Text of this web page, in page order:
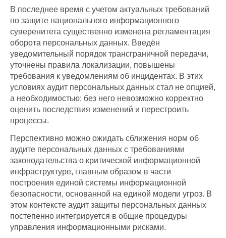
В последнее время с учетом актуальных требований
по защите национального информационного
суверенитета существенно изменена регламентация
оборота персональных данных. Введён
уведомительный порядок трансграничной передачи,
уточнены правила локализации, повышены
требования к уведомлениям об инцидентах. В этих
условиях аудит персональных данных стал не опцией,
а необходимостью: без него невозможно корректно
оценить последствия изменений и перестроить
процессы.
Перспективно можно ожидать сближения норм об
аудите персональных данных с требованиями
законодательства о критической информационной
инфраструктуре, главным образом в части
построения единой системы информационной
безопасности, основанной на единой модели угроз. В
этом контексте аудит защиты персональных данных
постепенно интегрируется в общие процедуры
управления информационными рисками.